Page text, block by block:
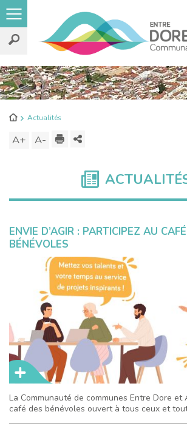
Rechercher
sur
le
site
Retour
l'accueil
Actualités
A+ Augmenter
A- DiminuerImprimer
contenu
ENVIE D’AGIR : PARTICIPEZ AU
BÉNÉVOLES
La Communauté de communes Entre Dore et
café des bénévoles ouvert à tous ceux et